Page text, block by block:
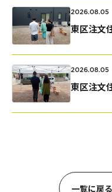
見学会のお申し込み
資料請求・お問い
2026.08.05
東区注文
2026.08.05
東区注文
一覧に戻る